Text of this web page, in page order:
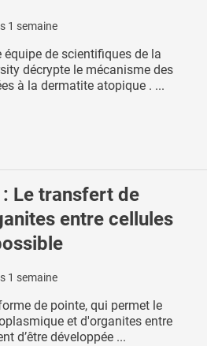
1 semaine
de scientifiques de la
décrypte le mécanisme des
à la dermatite atopique . ...
: Le transfert de
entre cellules
1 semaine
de pointe, qui permet le
et d'organites entre
d’être développée ...